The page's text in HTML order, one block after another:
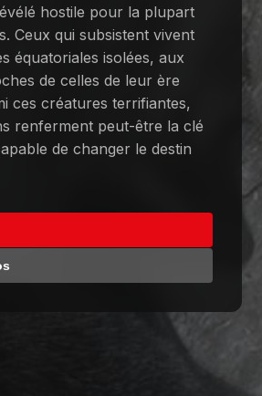
hostile pour la plupart
Ceux qui subsistent vivent
équatoriales isolées, aux
de celles de leur ère
ces créatures terrifiantes,
renferment peut-être la clé
de changer le destin